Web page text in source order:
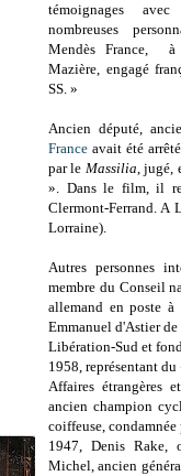
témoignages
nombreuses
Mendès France,
Mazière, engagé
SS. »
Ancien député,
France avait été
par le Massilia, jugé,
». Dans le film, il
Clermont-Ferrand. A
Lorraine).
Autres personnes
membre du Conseil
allemand en poste
Emmanuel d'Astier
Libération-Sud et
1958, représentant
Affaires étrangères
ancien champion
coiffeuse,
1947, Denis Rake,
Michel, ancien